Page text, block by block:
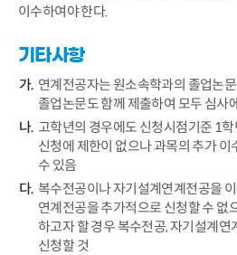
이수하여야 한다.
기타사항
연계전공자는 원소속학과의 졸업논
졸업논문도 함께 제출하여 모두 심사
고학년의 경우에도 신청시점기준 1
신청에 제한이 없으나 과목의 추가
수 있음
복수전공이나 자기설계연계전공을
연계전공을 추가적으로 신청할 수 없
하고자 할 경우 복수전공, 자기설계연
신청할 것